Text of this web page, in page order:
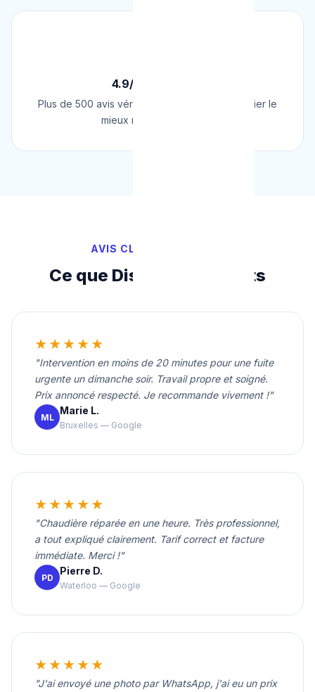
4.9/5 sur Google
Plus de 500 avis vérifiés sur Google. Le plombier le
mieux noté de Belgique.
AVIS CLIENTS VÉRIFIÉS
Ce que Disent Nos Clients
★★★★★
"Intervention en moins de 20 minutes pour une fuite
urgente un dimanche soir. Travail propre et soigné.
Prix annoncé respecté. Je recommande vivement !"
ML
Marie L.
Bruxelles — Google
★★★★★
"Chaudière réparée en une heure. Très professionnel,
a tout expliqué clairement. Tarif correct et facture
immédiate. Merci !"
PD
Pierre D.
Waterloo — Google
★★★★★
"J'ai envoyé une photo par WhatsApp, j'ai eu un prix